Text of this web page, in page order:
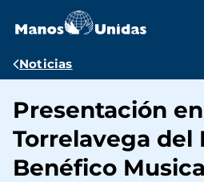
contenido
Ruta
navegación
Noticias
Presentación en
Torrelavega del
Benéfico